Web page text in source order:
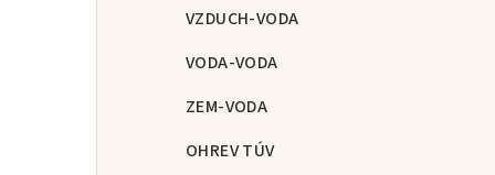
VZDUCH-VODA
VODA-VODA
ZEM-VODA
OHREV TÚV